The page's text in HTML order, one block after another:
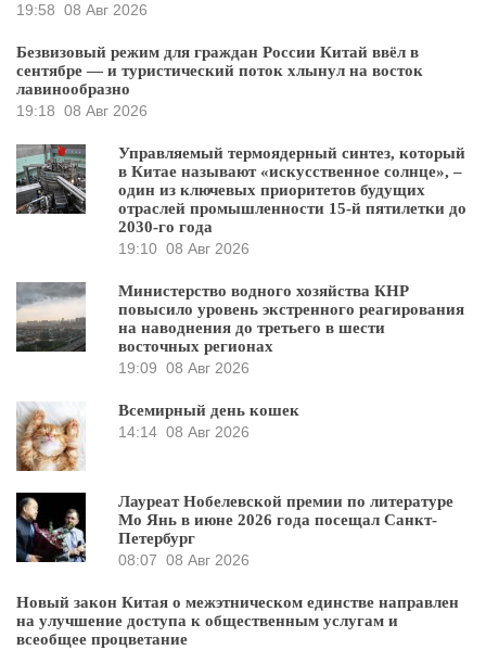
19:58 08 Авг 2026
Безвизовый режим для граждан России Китай ввёл в
сентябре — и туристический поток хлынул на восток
лавинообразно
19:18 08 Авг 2026
Управляемый термоядерный синтез, который
в Китае называют «искусственное солнце», –
один из ключевых приоритетов будущих
отраслей промышленности 15-й пятилетки до
2030-го года
19:10 08 Авг 2026
Министерство водного хозяйства КНР
повысило уровень экстренного реагирования
на наводнения до третьего в шести
восточных регионах
19:09 08 Авг 2026
Всемирный день кошек
14:14 08 Авг 2026
Лауреат Нобелевской премии по литературе
Мо Янь в июне 2026 года посещал Санкт-
Петербург
08:07 08 Авг 2026
Новый закон Китая о межэтническом единстве направлен
на улучшение доступа к общественным услугам и
всеобщее процветание